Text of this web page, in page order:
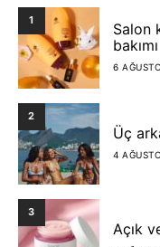
1
Salon
bakımı
6
2
Üç
4
3
Açık